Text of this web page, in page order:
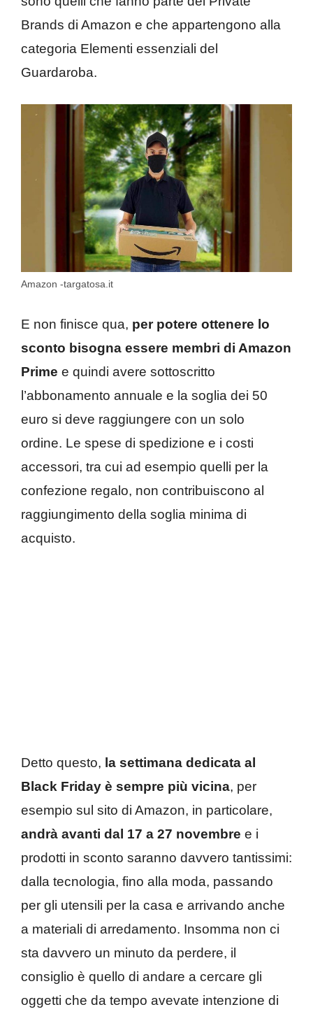
Brands di Amazon e che appartengono alla
categoria Elementi essenziali del
Guardaroba.
Amazon -targatosa.it
E non finisce qua, per potere ottenere lo
sconto bisogna essere membri di Amazon
Prime e quindi avere sottoscritto
l’abbonamento annuale e la soglia dei 50
euro si deve raggiungere con un solo
ordine. Le spese di spedizione e i costi
accessori, tra cui ad esempio quelli per la
confezione regalo, non contribuiscono al
raggiungimento della soglia minima di
acquisto.
Detto questo, la settimana dedicata al
Black Friday è sempre più vicina, per
esempio sul sito di Amazon, in particolare,
andrà avanti dal 17 a 27 novembre e i
prodotti in sconto saranno davvero tantissimi:
dalla tecnologia, fino alla moda, passando
per gli utensili per la casa e arrivando anche
a materiali di arredamento. Insomma non ci
sta davvero un minuto da perdere, il
consiglio è quello di andare a cercare gli
oggetti che da tempo avevate intenzione di